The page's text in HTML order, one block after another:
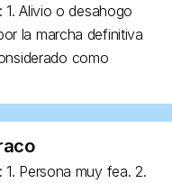
1. Alivio o desahogo
la marcha definitiva
como
1. Persona muy fea. 2.